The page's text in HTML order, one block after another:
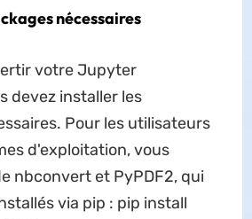
nécessaires
votre Jupyter
devez installer les
Pour les utilisateurs
d'exploitation, vous
nbconvert et PyPDF2, qui
via pip : pip install